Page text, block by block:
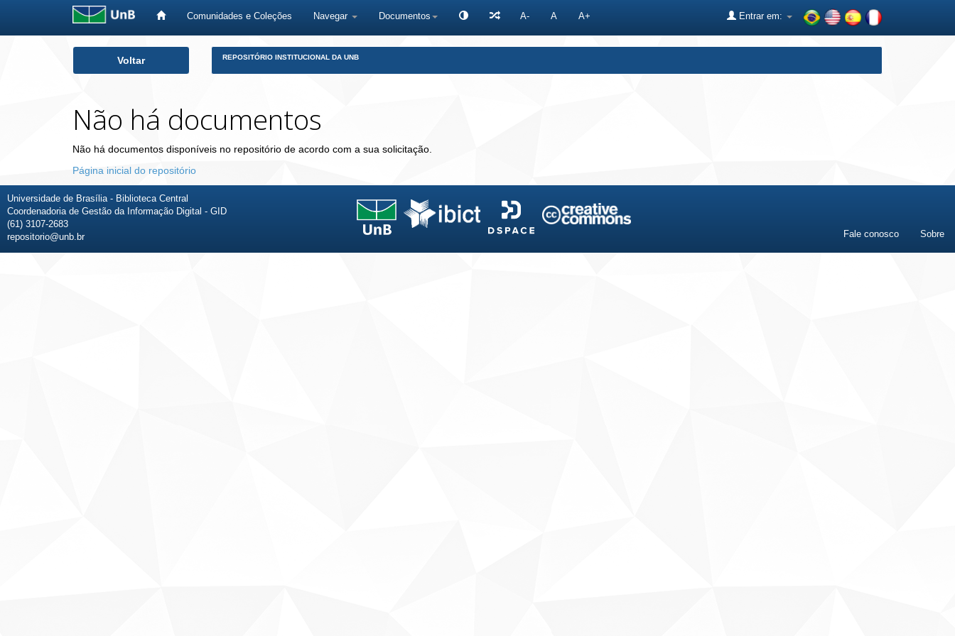
Comunidades e Coleções Navegar Documentos A- A A+ Entrar em:
Voltar REPOSITÓRIO INSTITUCIONAL DA UNB
Não há documentos
Não há documentos disponíveis no repositório de acordo com a sua solicitação.
Página inicial do repositório
Universidade de Brasília - Biblioteca Central
Coordenadoria de Gestão da Informação Digital - GID
(61) 3107-2683
repositorio@unb.br
Fale conosco Sobre